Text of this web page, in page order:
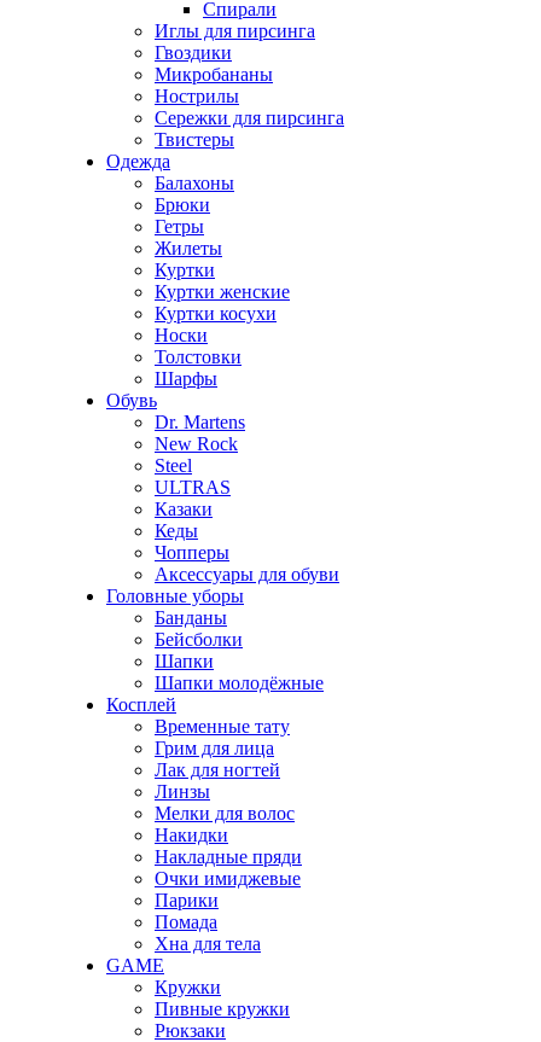
Спирали
Иглы для пирсинга
Гвоздики
Микробананы
Нострилы
Сережки для пирсинга
Твистеры
Одежда
Балахоны
Брюки
Гетры
Жилеты
Куртки
Куртки женские
Куртки косухи
Носки
Толстовки
Шарфы
Обувь
Dr. Martens
New Rock
Steel
ULTRAS
Казаки
Кеды
Чопперы
Аксессуары для обуви
Головные уборы
Банданы
Бейсболки
Шапки
Шапки молодёжные
Косплей
Временные тату
Грим для лица
Лак для ногтей
Линзы
Мелки для волос
Накидки
Накладные пряди
Очки имиджевые
Парики
Помада
Хна для тела
GAME
Кружки
Пивные кружки
Рюкзаки